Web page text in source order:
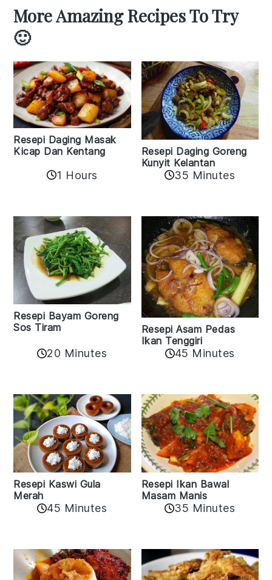
More Amazing Recipes To Try
🙂
Resepi Daging Masak
Kicap Dan Kentang
1 Hours
Resepi Daging Goreng
Kunyit Kelantan
35 Minutes
Resepi Bayam Goreng
Sos Tiram
20 Minutes
Resepi Asam Pedas
Ikan Tenggiri
45 Minutes
Resepi Kaswi Gula
Merah
45 Minutes
Resepi Ikan Bawal
Masam Manis
35 Minutes